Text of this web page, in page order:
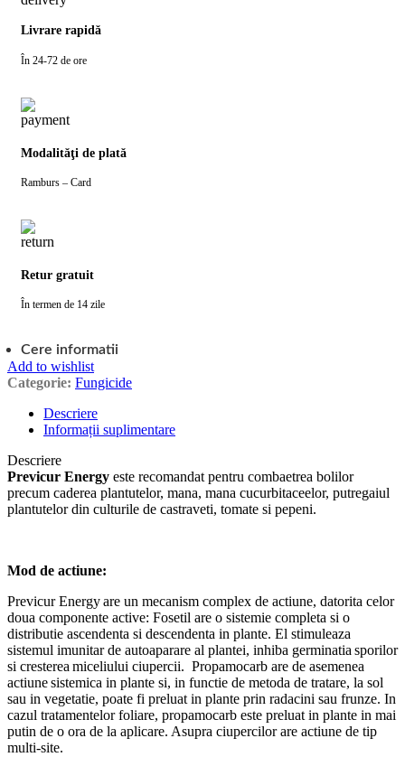
Livrare rapidă
În 24-72 de ore
Modalităţi de plată
Ramburs – Card
Retur gratuit
În termen de 14 zile
Cere informatii
Add to wishlist
Categorie: Fungicide
Descriere
Informații suplimentare
Descriere
Previcur Energy este recomandat pentru combaetrea bolilor
precum caderea plantutelor, mana, mana cucurbitaceelor, putregaiul
plantutelor din culturile de castraveti, tomate si pepeni.
Mod de actiune:
Previcur Energy are un mecanism complex de actiune, datorita celor
doua componente active: Fosetil are o sistemie completa si o
distributie ascendenta si descendenta in plante. El stimuleaza
sistemul imunitar de autoaparare al plantei, inhiba germinatia sporilor
si cresterea miceliului ciupercii. Propamocarb are de asemenea
actiune sistemica in plante si, in functie de metoda de tratare, la sol
sau in vegetatie, poate fi preluat in plante prin radacini sau frunze. In
cazul tratamentelor foliare, propamocarb este preluat in plante in mai
putin de o ora de la aplicare. Asupra ciupercilor are actiune de tip
multi-site.